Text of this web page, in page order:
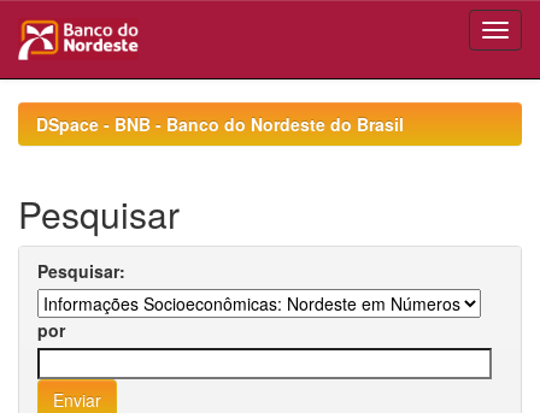
navigationDSpace - BNB - Banco do Nordeste do Brasil
Pesquisar
Pesquisar:
por